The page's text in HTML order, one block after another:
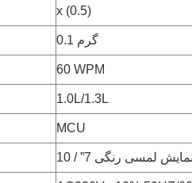
x (0.5)
0.1 گرم
60 WPM
1.0L/1.3L
MCU